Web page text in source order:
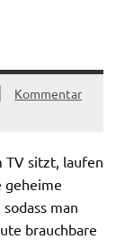
Kommentar
TV sitzt, laufen
geheime
man
brauchbare